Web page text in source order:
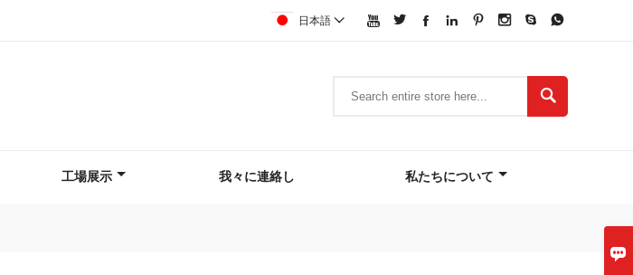

       
日本語 

工場展示 我々に連絡し 私たちについて